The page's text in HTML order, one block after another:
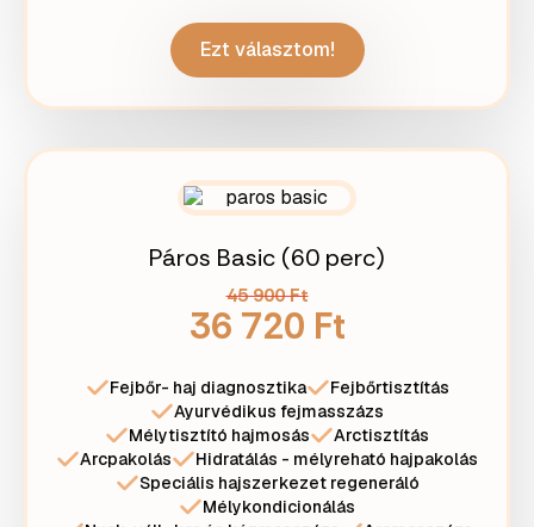
Ezt választom!
Páros Basic (60 perc)
45 900 Ft
36 720 Ft
Fejbőr- haj diagnosztika
Fejbőrtisztítás
Ayurvédikus fejmasszázs
Mélytisztító hajmosás
Arctisztítás
Arcpakolás
Hidratálás - mélyreható hajpakolás
Speciális hajszerkezet regeneráló
Mélykondicionálás